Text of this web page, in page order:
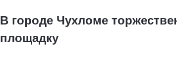
В городе Чухломе
площадку